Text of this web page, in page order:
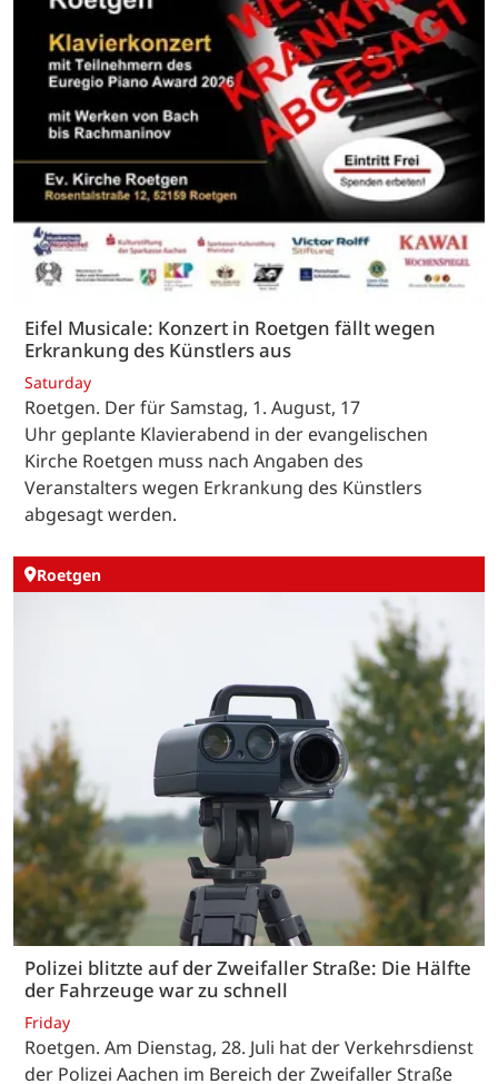
Eifel Musicale: Konzert in Roetgen fällt wegen
Erkrankung des Künstlers aus
Saturday
Roetgen. Der für Samstag, 1. August, 17
Uhr geplante Klavierabend in der evangelischen
Kirche Roetgen muss nach Angaben des
Veranstalters wegen Erkrankung des Künstlers
abgesagt werden.
Roetgen
Polizei blitzte auf der Zweifaller Straße: Die Hälfte
der Fahrzeuge war zu schnell
Friday
Roetgen. Am Dienstag, 28. Juli hat der Verkehrsdienst
der Polizei Aachen im Bereich der Zweifaller Straße